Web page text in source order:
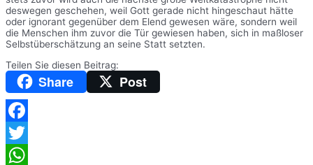
deswegen geschehen, weil Gott gerade nicht hingeschaut hätte
oder ignorant gegenüber dem Elend gewesen wäre, sondern weil
die Menschen ihm zuvor die Tür gewiesen haben, sich in maßloser
Selbstüberschätzung an seine Statt setzten.
Teilen Sie diesen Beitrag:
Share Post
Facebook
Twitter